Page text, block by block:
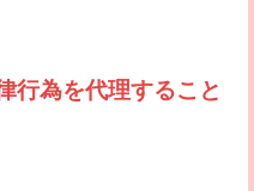
行為を代理すること